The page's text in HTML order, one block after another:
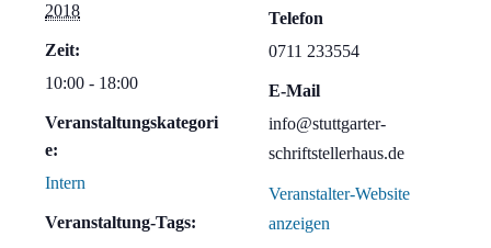
2018
Zeit:
10:00 - 18:00
Veranstaltungskategori
e:
Intern
Veranstaltung-Tags:
Telefon
0711 233554
E-Mail
info@stuttgarter-
schriftstellerhaus.de
Veranstalter-Website
anzeigen